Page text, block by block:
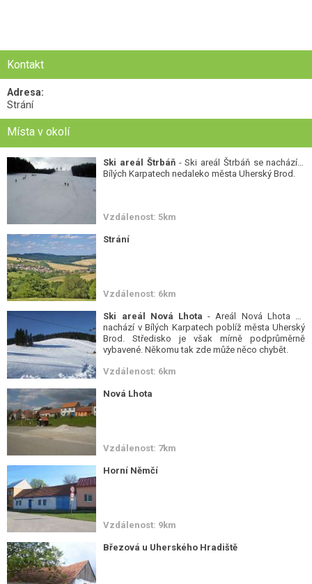
Kontakt
Adresa:
Strání
Místa v okolí
Ski areál Štrbáň- Ski areál Štrbáň se nachází v
Bílých Karpatech nedaleko města Uherský Brod.
Vzdálenost: 5km
Strání
Vzdálenost: 6km
Ski areál Nová Lhota - Areál Nová Lhota se
nachází v Bílých Karpatech poblíž města Uherský
Brod. Středisko je však mírně podprůměrně
vybavené. Někomu tak zde může něco chybět.
Vzdálenost: 6km
Nová Lhota
Vzdálenost: 7km
Horní Němčí
Vzdálenost: 9km
Březová u Uherského Hradiště